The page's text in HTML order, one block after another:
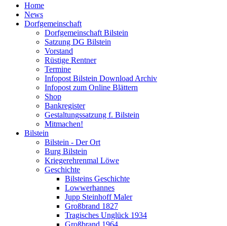
Home
News
Dorfgemeinschaft
Dorfgemeinschaft Bilstein
Satzung DG Bilstein
Vorstand
Rüstige Rentner
Termine
Infopost Bilstein Download Archiv
Infopost zum Online Blättern
Shop
Bankregister
Gestaltungssatzung f. Bilstein
Mitmachen!
Bilstein
Bilstein - Der Ort
Burg Bilstein
Kriegerehrenmal Löwe
Geschichte
Bilsteins Geschichte
Lowwerhannes
Jupp Steinhoff Maler
Großbrand 1827
Tragisches Unglück 1934
Großbrand 1964